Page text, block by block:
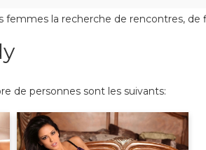
la recherche de rencontres, de
de personnes sont les suivants: